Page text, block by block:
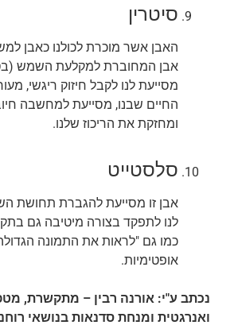
סיטרין
האבן אשר מוכרת לכולנו כאבן
אבן המחוברת למקלעת השמש
מסייעת לנו לקבל חיזוק ריגשי,
החיים שבנו, מסייעת למחשבה
ומחזקת את הריכוז שלנו.
סלסטייט
אבן זו מסייעת להגברת תחושת
לנו לתפקד בצורה מיטיבה גם
כמו גם "לראות את התמונה
אופטימיות.
נכתב ע"י: אורנה רבין – מתקשרת,
ואנרגטית ומנחת סדנאות בנושאי